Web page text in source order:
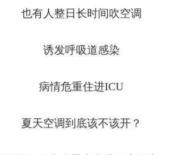
也有人整日长时间吹空调
诱发呼吸道感染
病情危重住进ICU
夏天空调到底该不该开？